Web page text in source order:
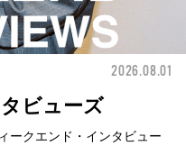
2026.08.01
ビューズ
ークエンド・インタビュー